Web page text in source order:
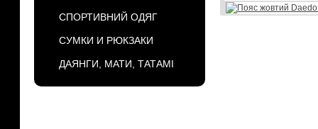
СПОРТИВНИЙ ОДЯГ
СУМКИ И РЮКЗАКИ
ДАЯНГИ, МАТИ, ТАТАМІ